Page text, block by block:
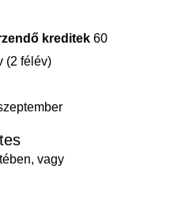
kreditek 60
(2 félév)
vagy